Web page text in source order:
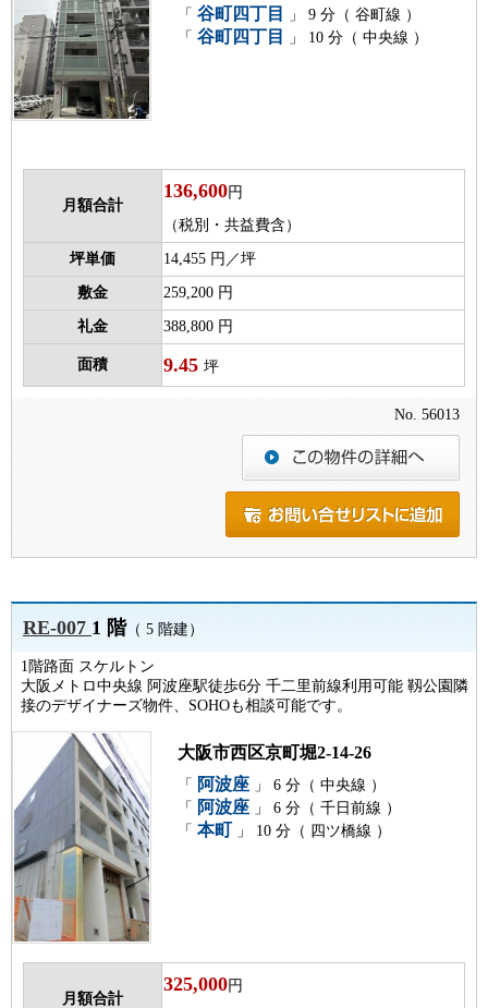
「 谷町四丁目
」 9 分（ 谷町線 ）
「 谷町四丁目 」 10 分（ 中央線 ）
月額合計
136,600円
（税別・共益費含）
坪単価 14,455 円／坪
敷金 259,200 円
礼金 388,800 円
面積 9.45 坪
No. 56013
RE-0071 階（ 5 階建）
1階路面 スケルトン
大阪メトロ中央線 阿波座駅徒歩6分 千二里前線利用可能 靱公園隣
接のデザイナーズ物件、SOHOも相談可能です。
大阪市西区京町堀2-14-26
「 阿波座 」 6 分（ 中央線 ）
「
阿波座 」 6 分（ 千日前線 ）
「 本町 」 10 分（ 四ツ橋線 ）
月額合計
325,000円